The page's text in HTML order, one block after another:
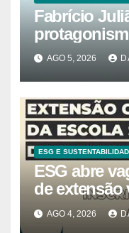
Fabrício
AGO 5, 2026
ESG E
ESG abre
de extensão
estudos
AGO 4, 2026